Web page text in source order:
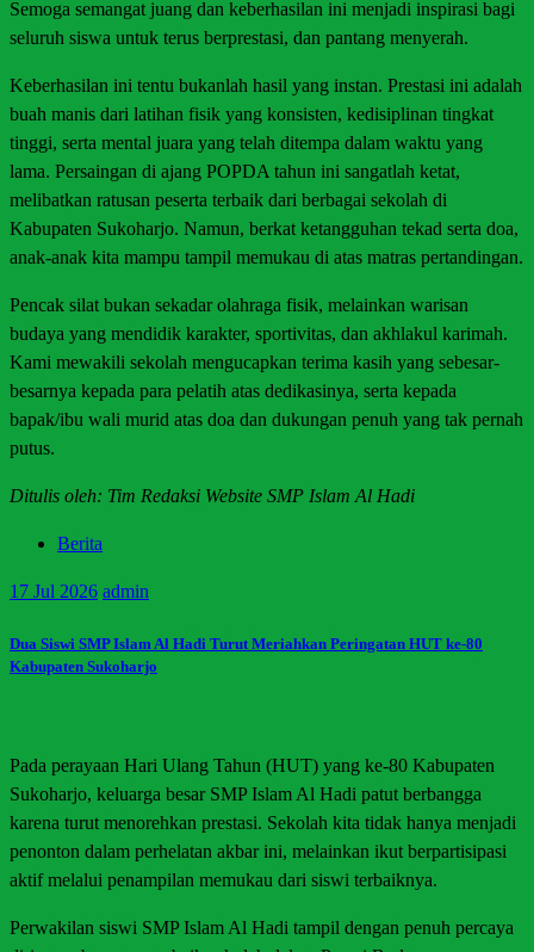
Semoga semangat juang dan keberhasilan ini menjadi inspirasi bagi
seluruh siswa untuk terus berprestasi, dan pantang menyerah.
Keberhasilan ini tentu bukanlah hasil yang instan. Prestasi ini adalah
buah manis dari latihan fisik yang konsisten, kedisiplinan tingkat
tinggi, serta mental juara yang telah ditempa dalam waktu yang
lama. Persaingan di ajang POPDA tahun ini sangatlah ketat,
melibatkan ratusan peserta terbaik dari berbagai sekolah di
Kabupaten Sukoharjo. Namun, berkat ketangguhan tekad serta doa,
anak-anak kita mampu tampil memukau di atas matras pertandingan.
Pencak silat bukan sekadar olahraga fisik, melainkan warisan
budaya yang mendidik karakter, sportivitas, dan akhlakul karimah.
Kami mewakili sekolah mengucapkan terima kasih yang sebesar-
besarnya kepada para pelatih atas dedikasinya, serta kepada
bapak/ibu wali murid atas doa dan dukungan penuh yang tak pernah
putus.
Ditulis oleh: Tim Redaksi Website SMP Islam Al Hadi
Berita
17 Jul 2026 admin
Dua Siswi SMP Islam Al Hadi Turut Meriahkan Peringatan HUT ke-80
Kabupaten Sukoharjo
Pada perayaan Hari Ulang Tahun (HUT) yang ke-80 Kabupaten
Sukoharjo, keluarga besar SMP Islam Al Hadi patut berbangga
karena turut menorehkan prestasi. Sekolah kita tidak hanya menjadi
penonton dalam perhelatan akbar ini, melainkan ikut berpartisipasi
aktif melalui penampilan memukau dari siswi terbaiknya.
Perwakilan siswi SMP Islam Al Hadi tampil dengan penuh percaya